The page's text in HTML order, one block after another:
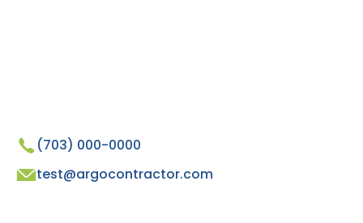
(703) 000-0000
test@argocontractor.com